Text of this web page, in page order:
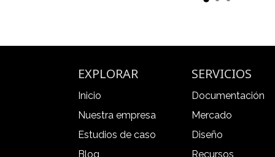
EXPLORAR
Inicio
Nuestra empresa
Estudios de caso
Blog
SERVICIOS
Documentación
Mercado
Diseño
Recursos